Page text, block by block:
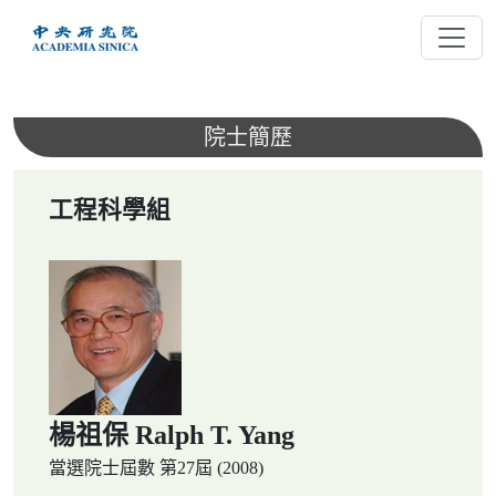
內
院士簡歷
工程科學組
楊祖保 Ralph T. Yang
當選院士屆數 第27屆 (2008)